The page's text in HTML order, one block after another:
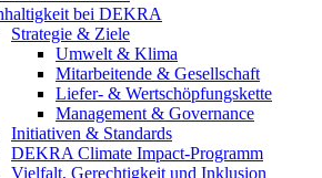
bei DEKRA
Strategie & Ziele
Umwelt & Klima
Mitarbeitende & Gesellschaft
Liefer- & Wertschöpfungskette
Management & Governance
Initiativen & Standards
DEKRA Climate Impact-Programm
Vielfalt, Gerechtigkeit und Inklusion​